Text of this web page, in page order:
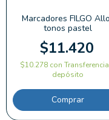
Marcadores FILGO
tonos pastel
$11.420
$10.278 con
depósito